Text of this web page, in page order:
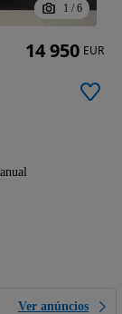
1 / 6
Ver anúncios
14 950 EUR